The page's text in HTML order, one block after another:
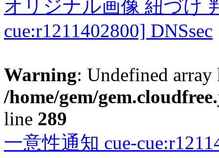
オリジナル画像 紐づけ
cue:r1211402800] DNSsec
Warning: Undefined
/home/gem/
line 289
一意性通知 cue-